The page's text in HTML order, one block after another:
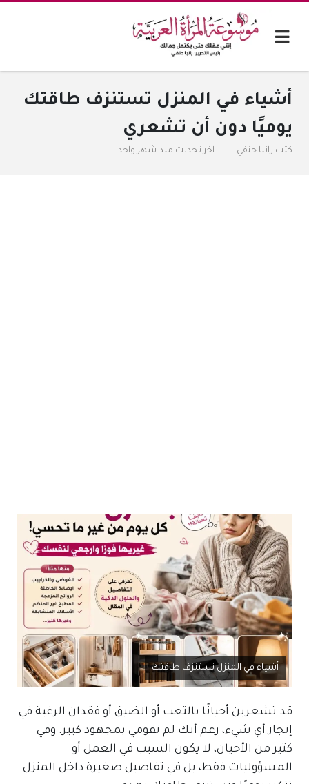
أشياء في المنزل تستنزف طاقتك
يوميًا دون أن تشعري
كتب رانيا حنفي آخر تحديث منذ شهر واحد
أشياء في المنزل تستنزف طاقتك
قد تشعرين أحيانًا بالتعب أو الضيق أو فقدان الرغبة في
إنجاز أي شيء، رغم أنك لم تقومي بمجهود كبير. وفي
كثير من الأحيان، لا يكون السبب في العمل أو
المسؤوليات فقط، بل في تفاصيل صغيرة داخل المنزل